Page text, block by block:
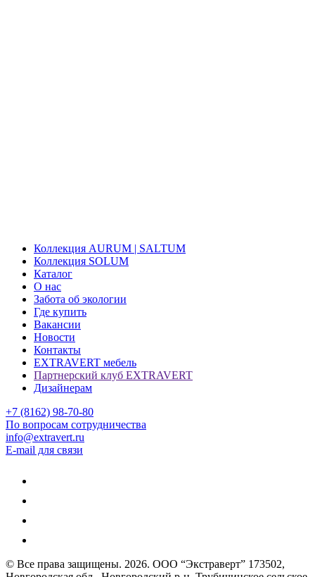
Коллекция AURUM | SALTUM
Коллекция SOLUM
Каталог
О нас
Забота об экологии
Где купить
Вакансии
Новости
Контакты
EXTRAVERT мебель
Партнерский клуб EXTRAVERT
Дизайнерам
+7 (8162) 98-70-80
По вопросам сотрудничества
info@extravert.ru
E-mail для связи
© Все права защищены. 2026. ООО “Экстраверт” 173502,